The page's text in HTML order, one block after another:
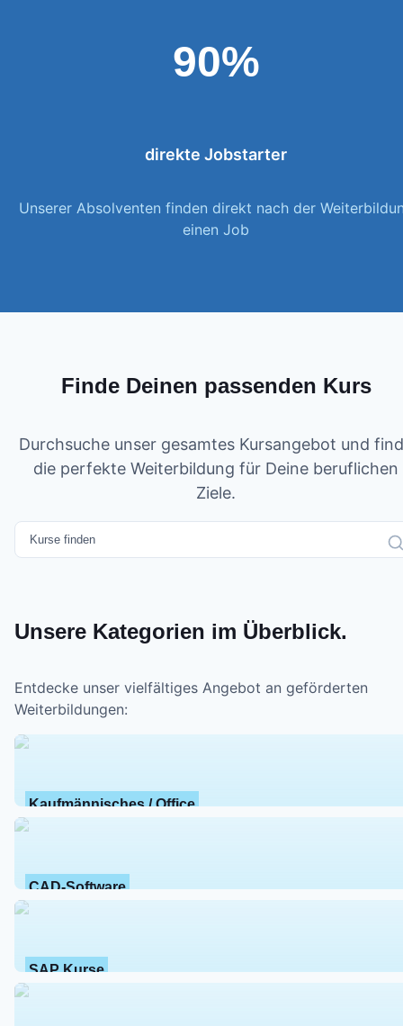
90%
direkte Jobstarter
Unserer Absolventen finden direkt nach der
einen Job
Finde Deinen passenden Kurs
Durchsuche unser gesamtes Kursangebot und
die perfekte Weiterbildung für Deine beruflichen
Ziele.
Unsere Kategorien im Überblick.
Entdecke unser vielfältiges Angebot an geförderten
Weiterbildungen:
Kaufmännisches / Office
CAD-Software
SAP Kurse